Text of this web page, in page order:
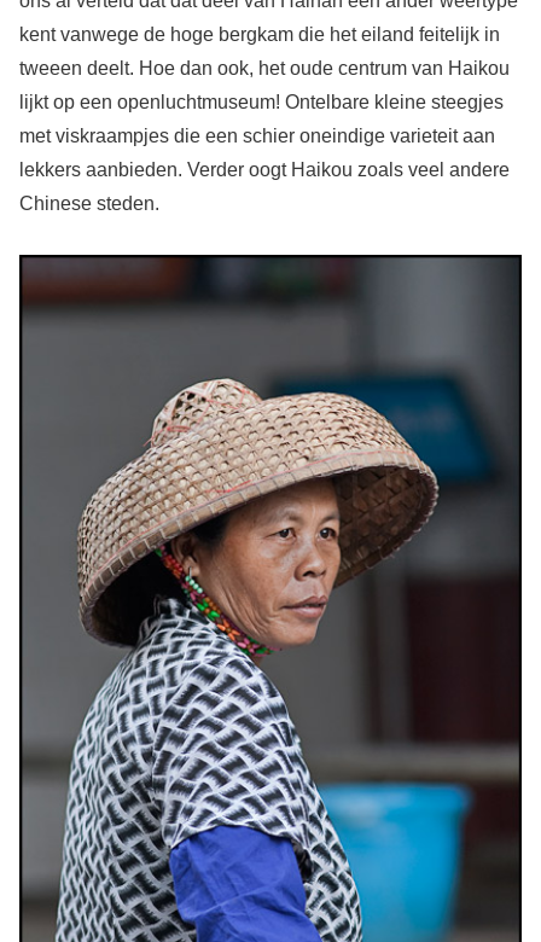
kent vanwege de hoge bergkam die het eiland feitelijk in
tweeen deelt. Hoe dan ook, het oude centrum van Haikou
lijkt op een openluchtmuseum! Ontelbare kleine steegjes
met viskraampjes die een schier oneindige varieteit aan
lekkers aanbieden. Verder oogt Haikou zoals veel andere
Chinese steden.